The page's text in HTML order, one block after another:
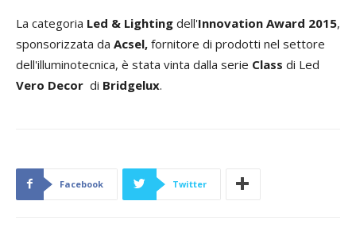
La categoria Led & Lighting dell'Innovation Award 2015,
sponsorizzata da Acsel, fornitore di prodotti nel settore
dell'illuminotecnica, è stata vinta dalla serie Class di Led
Vero Decor di Bridgelux.
Facebook Twitter